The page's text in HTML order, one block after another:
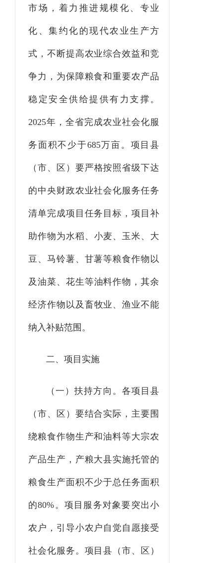
市场，着力推进规模化、专业
化、集约化的现代农业生产方
式，不断提高农业综合效益和竞
争力， 为保障粮食和重要农产品
稳定安全供给提供有力支撑 。
2025年，全省完成农业社会化服
务面积不少于685万亩。 项目 县
（ 市、 区）要严格按照省级下达
的中央财政农业社会化服务任务
清单完成项目任务 目标 ，项目补
助作物为水稻、小麦、玉米 、大
豆、马铃薯、甘薯等粮食作物 以
及 油菜 、花生等油料作物 ，其余
经济作物 以及 畜牧业、渔业不能
纳入补贴范围。
二、项目实施
（一）扶持方向。 各项目县
（市、区）要结合实际，主要围
绕粮食作物生产和油料等大宗农
产品生产 ， 产粮大县实施托管的
粮食生产面积不少于总任务面积
的80%。 项目服务对象要突出小
农户，引导小农户自觉自愿接受
社会化服务。 项目县（市、区）